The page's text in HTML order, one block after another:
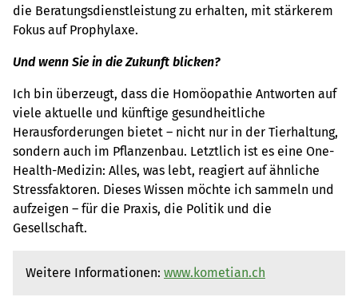
die Beratungsdienstleistung zu erhalten, mit stärkerem
Fokus auf Prophylaxe.
Und wenn Sie in die Zukunft blicken?
Ich bin überzeugt, dass die Homöopathie Antworten auf
viele aktuelle und künftige gesundheitliche
Herausforderungen bietet – nicht nur in der Tierhaltung,
sondern auch im Pflanzenbau. Letztlich ist es eine One-
Health-Medizin: Alles, was lebt, reagiert auf ähnliche
Stressfaktoren. Dieses Wissen möchte ich sammeln und
aufzeigen – für die Praxis, die Politik und die
Gesellschaft.
Weitere Informationen: www.kometian.ch